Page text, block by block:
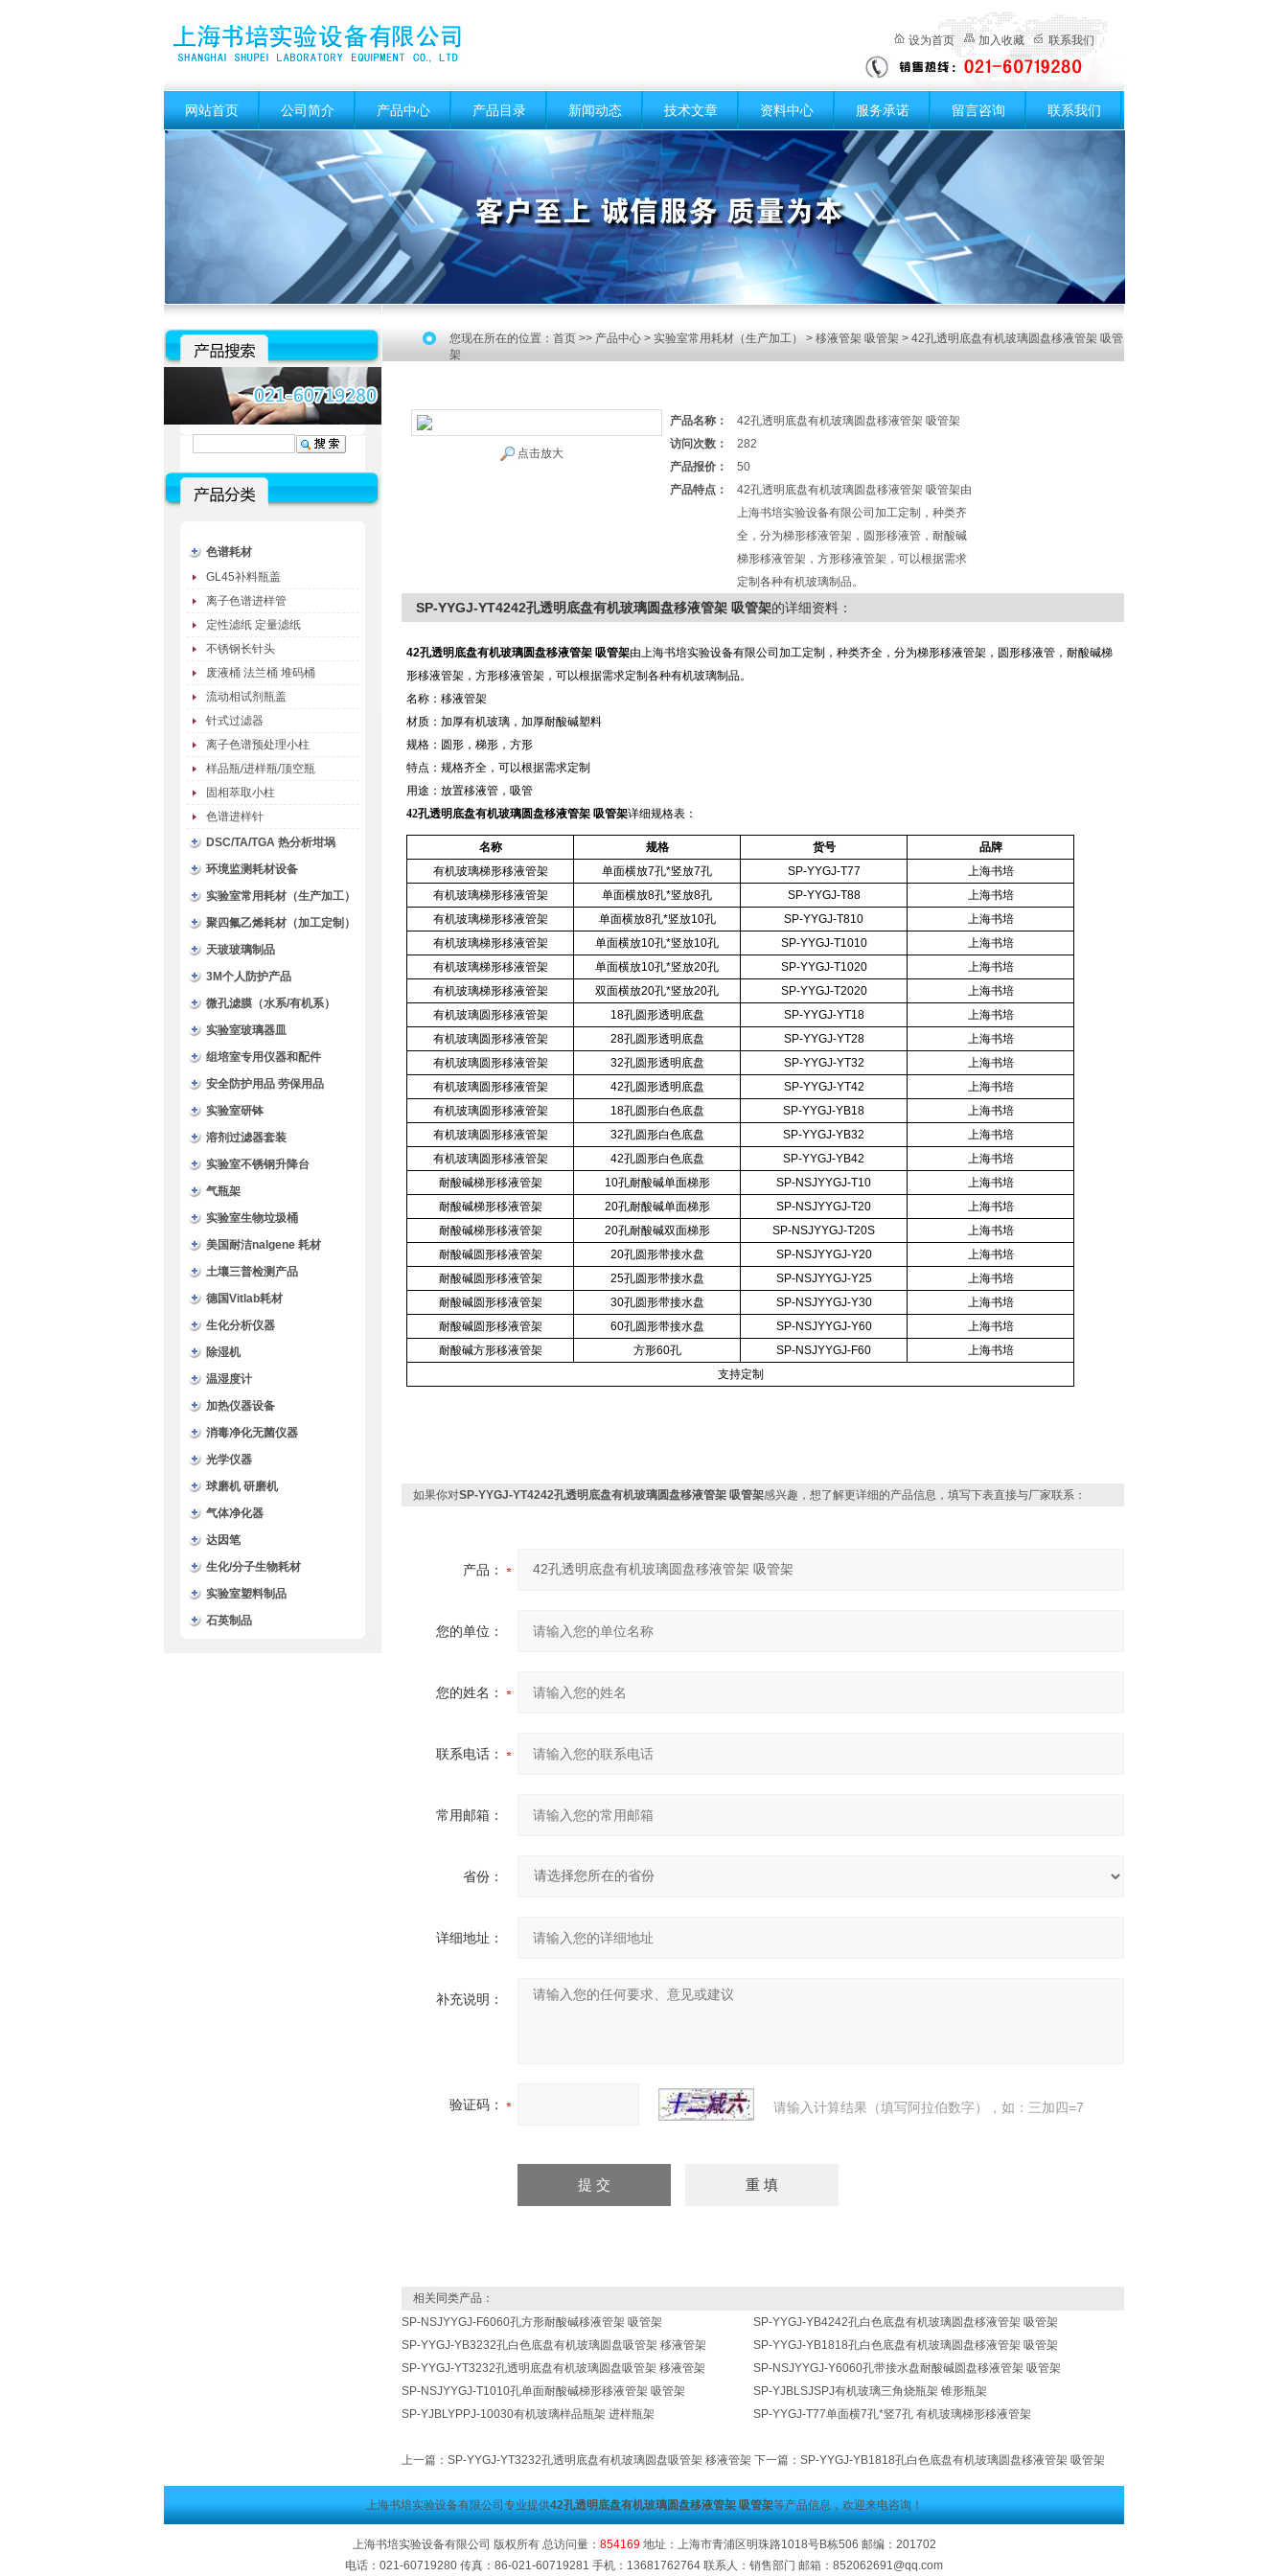
设为首页 加入收藏 联系我们
网站首页 公司简介 产品中心 产品目录 新闻动态 技术文章 资料中心 服务承诺 留言咨询 联系我们
色谱耗材
GL45补料瓶盖
离子色谱进样管
定性滤纸 定量滤纸
不锈钢长针头
废液桶 法兰桶 堆码桶
流动相试剂瓶盖
针式过滤器
离子色谱预处理小柱
样品瓶/进样瓶/顶空瓶
固相萃取小柱
色谱进样针
DSC/TA/TGA 热分析坩埚
环境监测耗材设备
实验室常用耗材（生产加工）
聚四氟乙烯耗材（加工定制）
天玻玻璃制品
3M个人防护产品
微孔滤膜（水系/有机系）
实验室玻璃器皿
组培室专用仪器和配件
安全防护用品 劳保用品
实验室研钵
溶剂过滤器套装
实验室不锈钢升降台
气瓶架
实验室生物垃圾桶
美国耐洁nalgene 耗材
土壤三普检测产品
德国Vitlab耗材
生化分析仪器
除湿机
温湿度计
加热仪器设备
消毒净化无菌仪器
光学仪器
球磨机 研磨机
气体净化器
达因笔
生化/分子生物耗材
实验室塑料制品
石英制品
您现在所在的位置： 首页 >> 产品中心 > 实验室常用耗材（生产加工） > 移液管架 吸管架 > 42孔透明底盘有机玻璃圆盘移液管架 吸管
架
点击放大
产品名称：
42孔透明底盘有机玻璃圆盘移液管架 吸管架
访问次数：
282
产品报价：
50
产品特点：
42孔透明底盘有机玻璃圆盘移液管架 吸管架由
上海书培实验设备有限公司加工定制，种类齐
全，分为梯形移液管架，圆形移液管，耐酸碱
梯形移液管架，方形移液管架，可以根据需求
定制各种有机玻璃制品。
SP-YYGJ-YT4242孔透明底盘有机玻璃圆盘移液管架 吸管架的详细资料：
42孔透明底盘有机玻璃圆盘移液管架 吸管架由上海书培实验设备有限公司加工定制，种类齐全，分为梯形移液管架，圆形移液管，耐酸碱梯
形移液管架，方形移液管架，可以根据需求定制各种有机玻璃制品。
名称：移液管架
材质：加厚有机玻璃，加厚耐酸碱塑料
规格：圆形，梯形，方形
特点：规格齐全，可以根据需求定制
用途：放置移液管，吸管
42孔透明底盘有机玻璃圆盘移液管架 吸管架详细规格表：
名称 规格 货号
品牌
有机玻璃梯形移液管架
单面横放7孔*竖放7孔 SP-YYGJ-T77
上海书培
有机玻璃梯形移液管架
单面横放8孔*竖放8孔 SP-YYGJ-T88
上海书培
有机玻璃梯形移液管架
单面横放8孔*竖放10孔 SP-YYGJ-T810
上海书培
有机玻璃梯形移液管架
单面横放10孔*竖放10孔 SP-YYGJ-T1010
上海书培
有机玻璃梯形移液管架
单面横放10孔*竖放20孔 SP-YYGJ-T1020
上海书培
有机玻璃梯形移液管架
双面横放20孔*竖放20孔 SP-YYGJ-T2020
上海书培
有机玻璃圆形移液管架
18孔圆形透明底盘 SP-YYGJ-YT18
上海书培
有机玻璃圆形移液管架
28孔圆形透明底盘 SP-YYGJ-YT28
上海书培
有机玻璃圆形移液管架
32孔圆形透明底盘 SP-YYGJ-YT32
上海书培
有机玻璃圆形移液管架
42孔圆形透明底盘 SP-YYGJ-YT42
上海书培
有机玻璃圆形移液管架
18孔圆形白色底盘 SP-YYGJ-YB18
上海书培
有机玻璃圆形移液管架
32孔圆形白色底盘 SP-YYGJ-YB32
上海书培
有机玻璃圆形移液管架
42孔圆形白色底盘 SP-YYGJ-YB42
上海书培
耐酸碱梯形移液管架
10孔耐酸碱单面梯形 SP-NSJYYGJ-T10
上海书培
耐酸碱梯形移液管架
20孔耐酸碱单面梯形 SP-NSJYYGJ-T20
上海书培
耐酸碱梯形移液管架
20孔耐酸碱双面梯形 SP-NSJYYGJ-T20S
上海书培
耐酸碱圆形移液管架
20孔圆形带接水盘 SP-NSJYYGJ-Y20
上海书培
耐酸碱圆形移液管架
25孔圆形带接水盘 SP-NSJYYGJ-Y25
上海书培
耐酸碱圆形移液管架
30孔圆形带接水盘 SP-NSJYYGJ-Y30
上海书培
耐酸碱圆形移液管架
60孔圆形带接水盘 SP-NSJYYGJ-Y60
上海书培
耐酸碱方形移液管架
方形60孔 SP-NSJYYGJ-F60
上海书培
支持定制
如果你对SP-YYGJ-YT4242孔透明底盘有机玻璃圆盘移液管架 吸管架感兴趣，想了解更详细的产品信息，填写下表直接与厂家联系：
产品：
您的单位：
您的姓名：
联系电话：
常用邮箱：
省份：
详细地址：
补充说明：
验证码： 请输入计算结果（填写阿拉伯数字），如：三加四=7
相关同类产品：
SP-NSJYYGJ-F6060孔方形耐酸碱移液管架 吸管架
SP-YYGJ-YB4242孔白色底盘有机玻璃圆盘移液管架 吸管架
SP-YYGJ-YB3232孔白色底盘有机玻璃圆盘吸管架 移液管架
SP-YYGJ-YB1818孔白色底盘有机玻璃圆盘移液管架 吸管架
SP-YYGJ-YT3232孔透明底盘有机玻璃圆盘吸管架 移液管架
SP-NSJYYGJ-Y6060孔带接水盘耐酸碱圆盘移液管架 吸管架
SP-NSJYYGJ-T1010孔单面耐酸碱梯形移液管架 吸管架
SP-YJBLSJSPJ有机玻璃三角烧瓶架 锥形瓶架
SP-YJBLYPPJ-10030有机玻璃样品瓶架 进样瓶架
SP-YYGJ-T77单面横7孔*竖7孔 有机玻璃梯形移液管架
上一篇： SP-YYGJ-YT3232孔透明底盘有机玻璃圆盘吸管架 移液管架 下一篇： SP-YYGJ-YB1818孔白色底盘有机玻璃圆盘移液管架 吸管架
上海书培实验设备有限公司专业提供42孔透明底盘有机玻璃圆盘移液管架 吸管架等产品信息，欢迎来电咨询！
上海书培实验设备有限公司 版权所有 总访问量： 854169地址：上海市青浦区明珠路1018号B栋506 邮编：201702
电话：021-60719280 传真：86-021-60719281 手机：13681762764 联系人：销售部门 邮箱： 852062691@qq.com